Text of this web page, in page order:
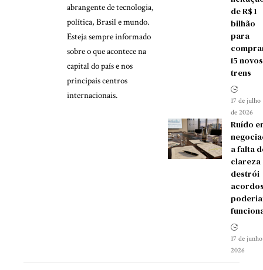
abrangente de tecnologia,
política, Brasil e mundo.
Esteja sempre informado
sobre o que acontece na
capital do país e nos
principais centros
internacionais.
de R$ 1
bilhão
para
15 novos
trens
17 de julho
de 2026
Ruído
a falta
clareza
destrói
17 de
2026